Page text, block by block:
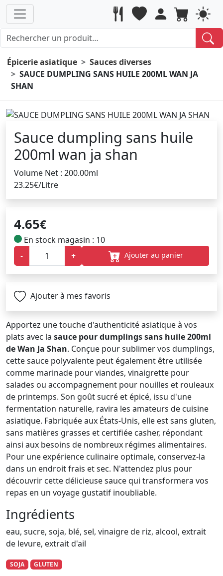
Épicerie asiatique
Sauces diverses
SAUCE DUMPLING SANS HUILE 200ML WAN JA
SHAN
Sauce dumpling sans huile
200ml wan ja shan
Volume Net : 200.00ml
23.25€/Litre
4.65€
En stock magasin : 10
-
+ Ajouter au panier
Ajouter à mes favoris
Apportez une touche d'authenticité asiatique à vos
plats avec la sauce pour dumplings sans huile 200ml
de Wan Ja Shan. Conçue pour sublimer vos dumplings,
cette sauce polyvalente peut également être utilisée
comme marinade pour viandes, vinaigrette pour
salades ou accompagnement pour nouilles et rouleaux
de printemps. Son goût sucré et épicé, issu d'une
fermentation naturelle, ravira les amateurs de cuisine
asiatique. Fabriquée aux États-Unis, elle est sans gluten,
sans matières grasses et certifiée casher, répondant
ainsi aux besoins de nombreux régimes alimentaires.
Pour une expérience culinaire optimale, conservez-la
dans un endroit frais et sec. N'attendez plus pour
découvrir cette délicieuse sauce qui transformera vos
repas en un voyage gustatif inoubliable.
Ingrédients
eau, sucre, soja, blé, sel, vinaigre de riz, alcool, extrait
de levure, extrait d'ail
SOJA GLUTEN